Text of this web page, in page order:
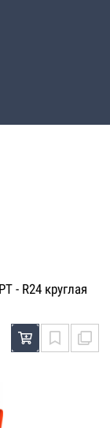
- R24 круглая